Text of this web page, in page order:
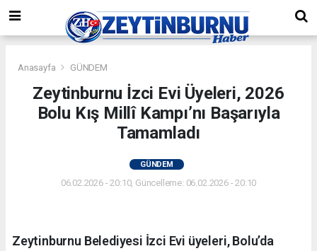
Anasayfa GÜNDEM
Zeytinburnu İzci Evi Üyeleri, 2026
Bolu Kış Millî Kampı’nı Başarıyla
Tamamladı
GÜNDEM
06.02.2026 - 20:10, Güncelleme: 06.02.2026 - 20:10
Zeytinburnu Belediyesi İzci Evi üyeleri, Bolu’da